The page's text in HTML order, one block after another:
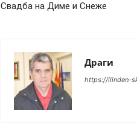
Свадба на Диме и Снеже
Драги
https://ilinden-